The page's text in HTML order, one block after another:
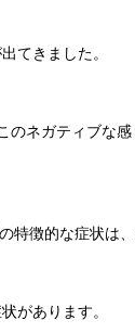
てきました。
のネガティブな
特徴的な症状は
があります。